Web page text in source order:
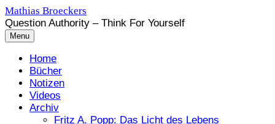
Skip
to
content
Mathias Broeckers
Question Authority – Think For Yourself
Menu
Home
Bücher
Notizen
Videos
Archiv
Fritz A. Popp: Das Licht des Lebens